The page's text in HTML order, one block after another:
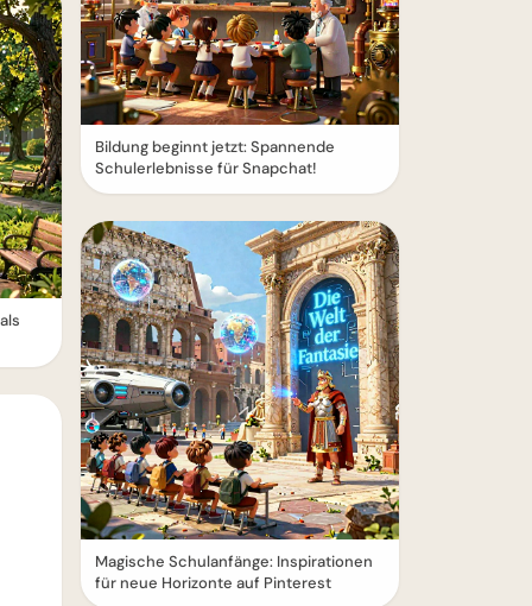
Bildung beginnt jetzt: Spannende
Schulerlebnisse für Snapchat!
Magische Schulanfänge: Inspirationen
für neue Horizonte auf Pinterest